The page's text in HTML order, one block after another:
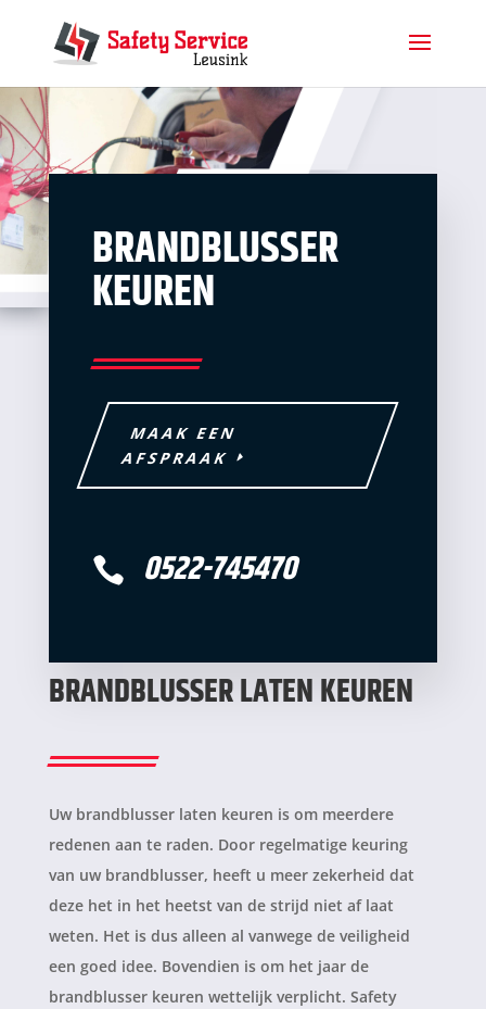
BRAND­BLUSSER
KEUREN
MAAK EEN
AFSPRAAK
 0522-745470
BRANDBLUSSER LATEN KEUREN
Uw brandblusser laten keuren is om meerdere
redenen aan te raden. Door regelmatige keuring
van uw brandblusser, heeft u meer zekerheid dat
deze het in het heetst van de strijd niet af laat
weten. Het is dus alleen al vanwege de veiligheid
een goed idee. Bovendien is om het jaar de
brandblusser keuren wettelijk verplicht. Safety